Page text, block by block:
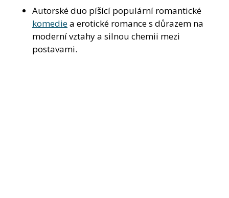
Autorské duo píšící populární romantické
komediea erotické romance s důrazem na
moderní vztahy a silnou chemii mezi
postavami.